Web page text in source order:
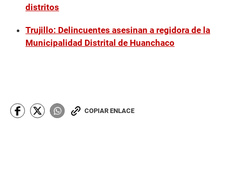
distritos
Trujillo: Delincuentes asesinan a regidora de la
Municipalidad Distrital de Huanchaco
COPIAR ENLACE